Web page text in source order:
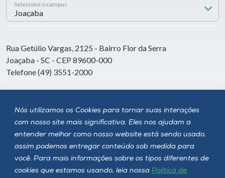
Nós utilizamos os Cookies para tornar suas interações
com nosso site mais significativa. Eles nos ajudam a
entender melhor como nosso website está sendo usado,
assim podemos entregar conteúdo sob medida para
você. Para mais informações sobre os tipos diferentes de
cookies que estamos usando, leia nossa Política de
Selecione o campus
Rua Getúlio Vargas, 2125 - Bairro Flor da Serra
Joaçaba - SC - CEP 89600-000
Telefone (49) 3551-2000
Siga a Unoesc